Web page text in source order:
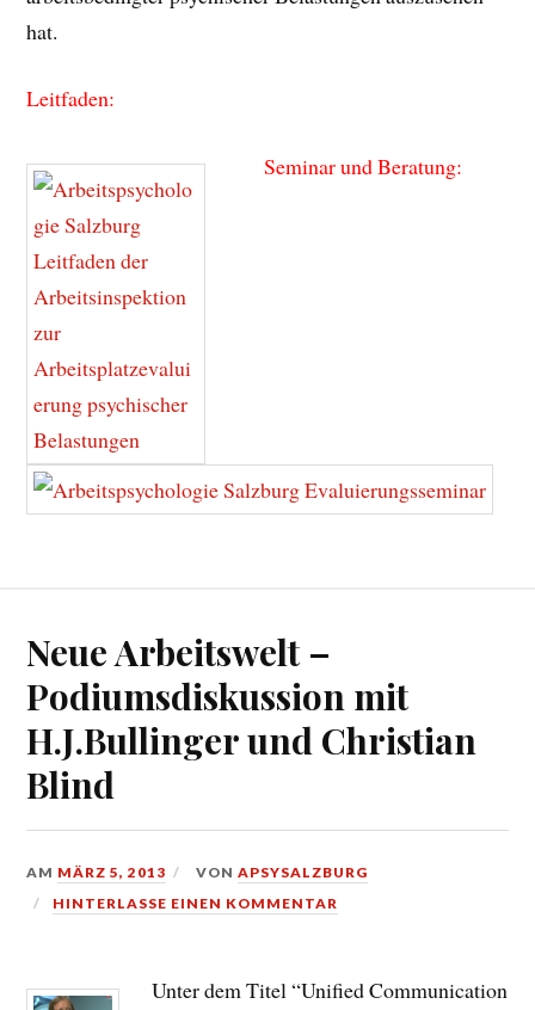
hat.
Leitfaden:
Seminar und Beratung:
Neue Arbeitswelt –
Podiumsdiskussion mit
H.J.Bullinger und Christian
Blind
AM MÄRZ 5, 2013 VONAPSYSALZBURG
HINTERLASSE EINEN KOMMENTAR
Unter dem Titel “Unified Communication